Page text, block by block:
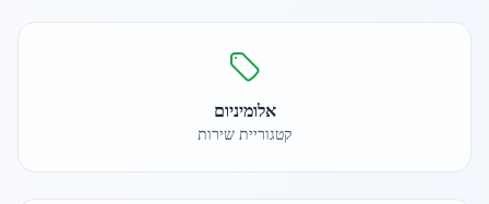
אלומיניום
קטגוריית שירות